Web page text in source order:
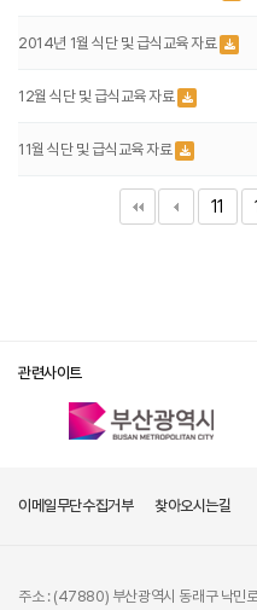
2014년 1월 식단 및 급식교육 자료
12월 식단 및 급식교육 자료
11월 식단 및 급식교육 자료
11
관련사이트
이메일무단수집거부 찾아오시는길
주소 : (47880) 부산광역시 동래구 낙민